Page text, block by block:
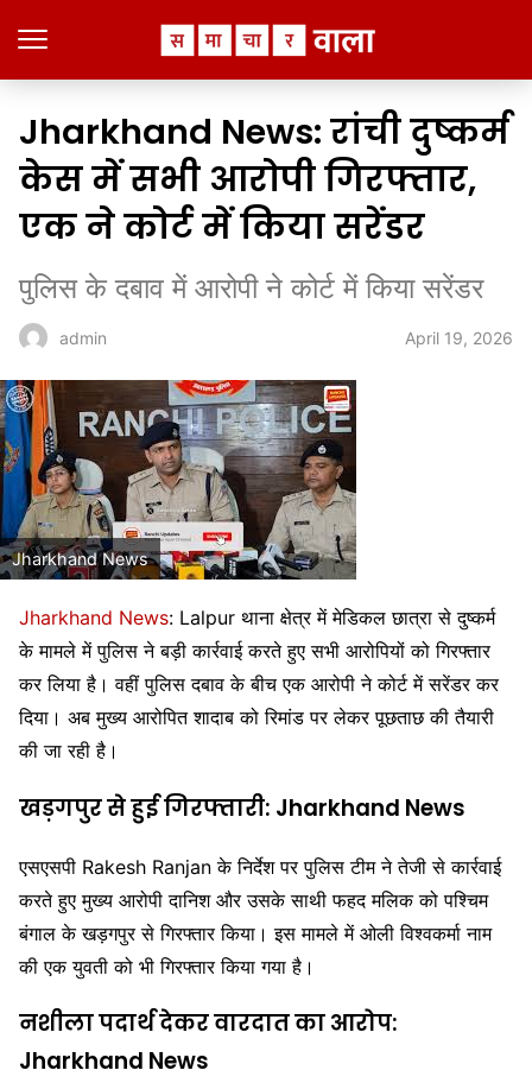
Jharkhand News: रांची दुष्कर्म
केस में सभी आरोपी गिरफ्तार,
एक ने कोर्ट में किया सरेंडर
पुलिस के दबाव में आरोपी ने कोर्ट में किया सरेंडर
admin April 19, 2026
Jharkhand News
Jharkhand News: Lalpur थाना क्षेत्र में मेडिकल छात्रा से दुष्कर्म
के मामले में पुलिस ने बड़ी कार्रवाई करते हुए सभी आरोपियों को गिरफ्तार
कर लिया है। वहीं पुलिस दबाव के बीच एक आरोपी ने कोर्ट में सरेंडर कर
दिया। अब मुख्य आरोपित शादाब को रिमांड पर लेकर पूछताछ की तैयारी
की जा रही है।
खड़गपुर से हुई गिरफ्तारी: Jharkhand News
एसएसपी Rakesh Ranjan के निर्देश पर पुलिस टीम ने तेजी से कार्रवाई
करते हुए मुख्य आरोपी दानिश और उसके साथी फहद मलिक को पश्चिम
बंगाल के खड़गपुर से गिरफ्तार किया। इस मामले में ओली विश्वकर्मा नाम
की एक युवती को भी गिरफ्तार किया गया है।
नशीला पदार्थ देकर वारदात का आरोप:
Jharkhand News